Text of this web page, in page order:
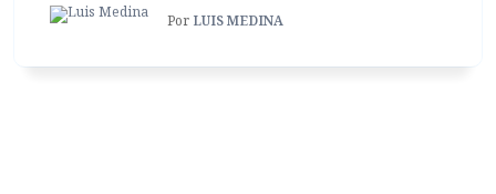
Por LUIS MEDINA